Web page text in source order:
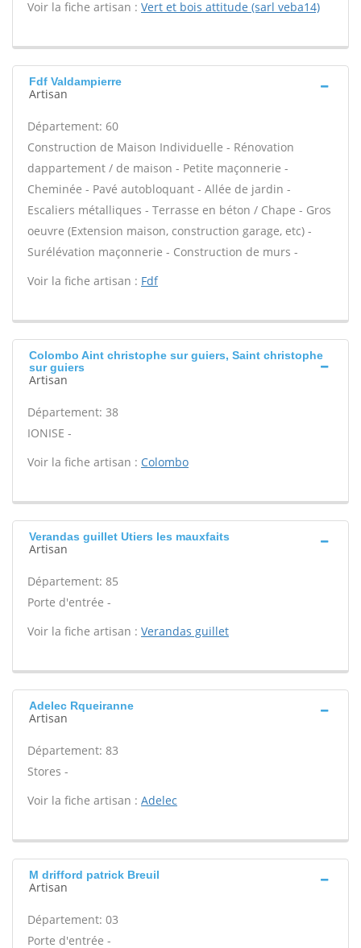
Voir la fiche artisan : Vert et bois attitude (sarl veba14)
Fdf Valdampierre
Artisan
Département: 60
Construction de Maison Individuelle - Rénovation
dappartement / de maison - Petite maçonnerie -
Cheminée - Pavé autobloquant - Allée de jardin -
Escaliers métalliques - Terrasse en béton / Chape - Gros
oeuvre (Extension maison, construction garage, etc) -
Surélévation maçonnerie - Construction de murs -
Voir la fiche artisan : Fdf
Colombo Aint christophe sur guiers, Saint christophe
sur guiers
Artisan
Département: 38
IONISE -
Voir la fiche artisan : Colombo
Verandas guillet Utiers les mauxfaits
Artisan
Département: 85
Porte d'entrée -
Voir la fiche artisan : Verandas guillet
Adelec Rqueiranne
Artisan
Département: 83
Stores -
Voir la fiche artisan : Adelec
M drifford patrick Breuil
Artisan
Département: 03
Porte d'entrée -